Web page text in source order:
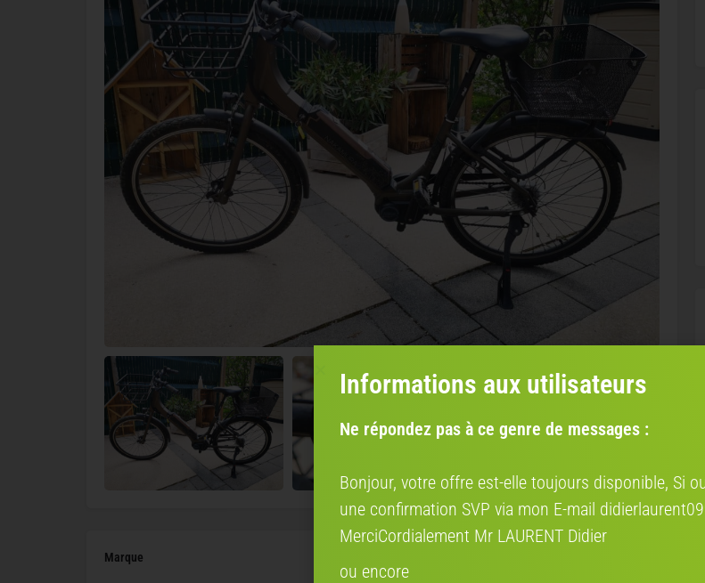
Marque
Informations aux utilisateurs
Ne répondez pas à ce genre de messages :
Bonjour, votre offre est-elle toujours disponible, Si
une confirmation SVP via mon E-mail
MerciCordialement Mr LAURENT Didier
ou encore